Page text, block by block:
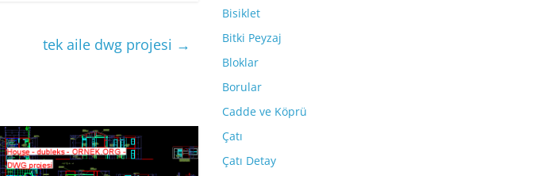
tek aile dwg projesi →
Bisiklet
Bitki Peyzaj
Bloklar
Borular
Cadde ve Köprü
Çatı
Çatı Detay